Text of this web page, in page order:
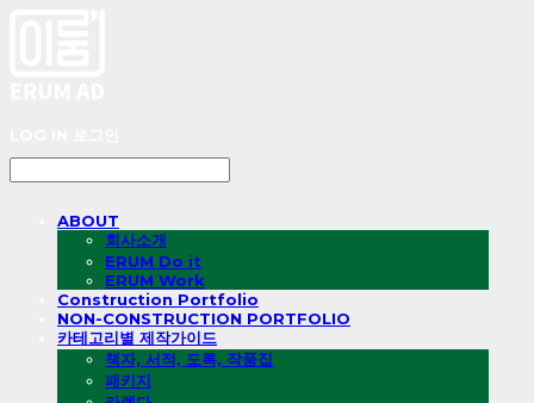
ABOUT
회사소개
ERUM Do it
ERUM Work
Construction Portfolio
NON-CONSTRUCTION PORTFOLIO
카테고리별 제작가이드
책자, 서적, 도록, 작품집
패키지